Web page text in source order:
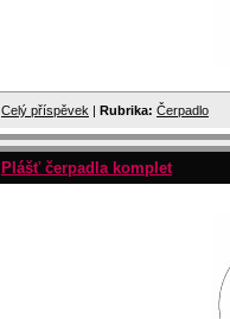
Celý příspěvek | Rubrika: Čerpadlo
Plášť čerpadla komplet